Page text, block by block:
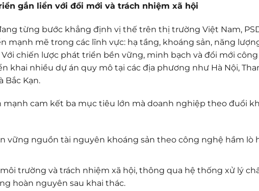
gắn liền với đổi mới và trách nhiệm xã hội
từng bước khẳng định vị thế trên thị trường Việt Nam,
mạnh mẽ trong các lĩnh vực: hạ tầng, khoáng sản, năng
chiến lược phát triển bền vững, minh bạch và đổi mới công
khai nhiều dự án quy mô tại các địa phương như Hà Nội,
Bắc Kạn.
mạnh cam kết ba mục tiêu lớn mà doanh nghiệp theo đuổi
vững nguồn tài nguyên khoáng sản theo công nghệ hầm lò
trường và trách nhiệm xã hội, thông qua hệ thống xử lý
hoàn nguyên sau khai thác.